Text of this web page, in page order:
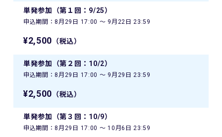
単発参加（第１回：9/25）
申込期間：8月29日 17:00 〜 9月22日 23:59
¥2,500 （税込）
単発参加（第２回：10/2）
申込期間：8月29日 17:00 〜 9月29日 23:59
¥2,500 （税込）
単発参加（第３回：10/9）
申込期間：8月29日 17:00 〜 10月6日 23:59